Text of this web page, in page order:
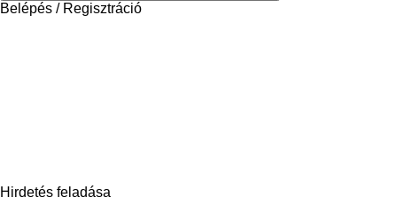
Belépés / Regisztráció
Hirdetés feladása